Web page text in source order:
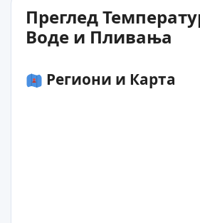
Преглед
Воде и Пливања
Региони и Карта